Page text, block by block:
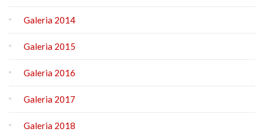
Galeria 2014
Galeria 2015
Galeria 2016
Galeria 2017
Galeria 2018